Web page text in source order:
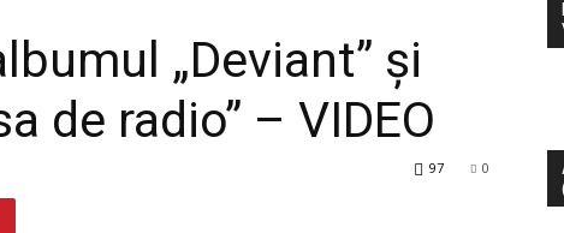
„Deviant” și
de radio” – VIDEO
0
97